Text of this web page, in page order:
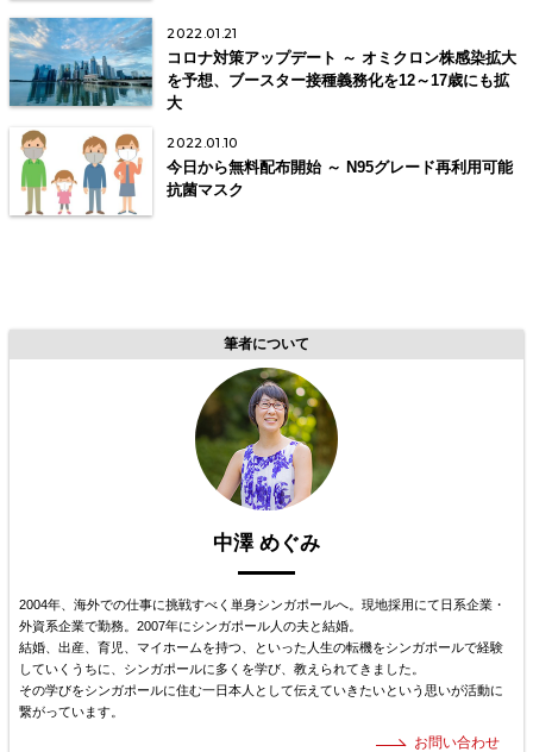
2022.01.21
コロナ対策アップデート ～ オミクロン株感染拡大
を予想、ブースター接種義務化を12～17歳にも拡
大
2022.01.10
今日から無料配布開始 ～ N95グレード再利用可能
抗菌マスク
筆者について
中澤 めぐみ
2004年、海外での仕事に挑戦すべく単身シンガポールへ。現地採用にて日系企業・
外資系企業で勤務。2007年にシンガポール人の夫と結婚。
結婚、出産、育児、マイホームを持つ、といった人生の転機をシンガポールで経験
していくうちに、シンガポールに多くを学び、教えられてきました。
その学びをシンガポールに住む一日本人として伝えていきたいという思いが活動に
繋がっています。
お問い合わせ